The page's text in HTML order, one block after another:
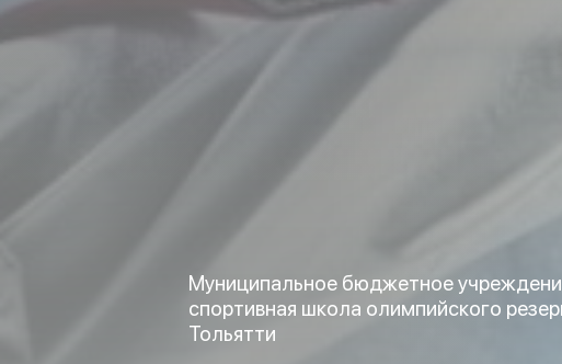
Муниципальное бюджетное
спортивная школа олимпийского
Тольятти